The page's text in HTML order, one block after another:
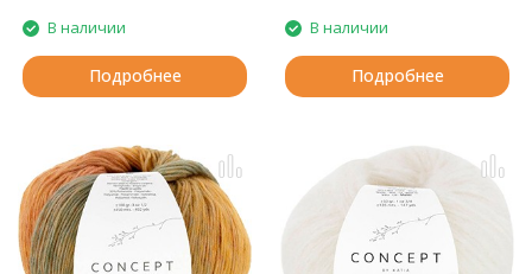
В наличии
Подробнее
В наличии
Подробнее